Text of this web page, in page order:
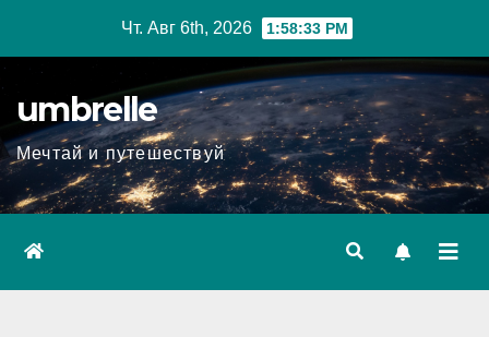
Чт. Авг 6th, 2026 1:58:34 PM
umbrelle
Мечтай и путешествуй